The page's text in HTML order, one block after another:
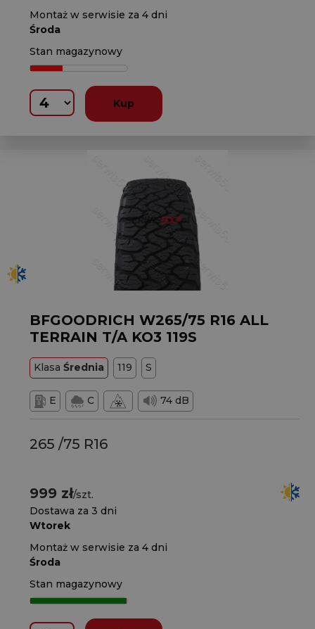
Montaż w serwisie za 4 dni
Środa
Stan magazynowy
Kup
BFGOODRICH W265/75 R16 ALL
TERRAIN T/A KO3 119S
KlasaŚrednia 119 S
E C 74 dB
265 /75 R16
999 zł/szt.
Dostawa za 3 dni
Wtorek
Montaż w serwisie za 4 dni
Środa
Stan magazynowy